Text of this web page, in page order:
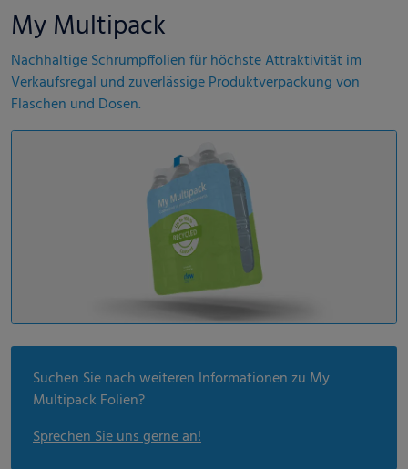
My Multipack
Nachhaltige Schrumpffolien für höchste Attraktivität im
Verkaufsregal und zuverlässige Produktverpackung von
Flaschen und Dosen.
Suchen Sie nach weiteren Informationen zu My
Multipack Folien?
Sprechen Sie uns gerne an!